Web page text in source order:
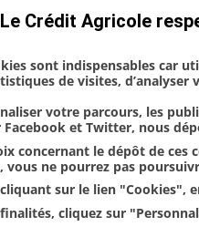
Le Crédit Agricole
sont indispensables car
de visites,
votre parcours, les
et Twitter, nous
concernant le dépôt de
ne pourrez pas
sur le lien "Cookies",
cliquez sur